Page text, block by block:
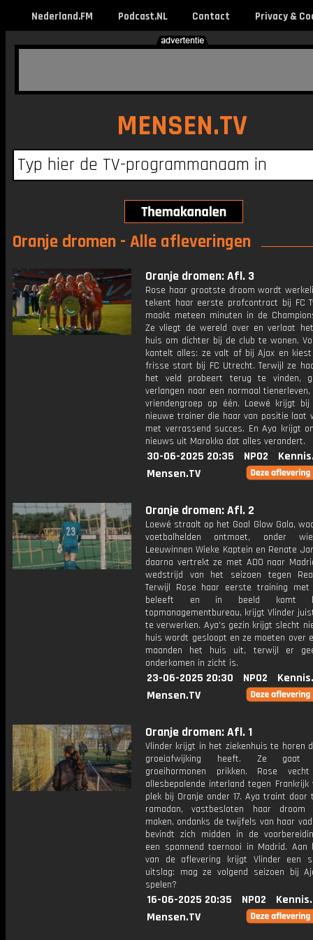
Nederland.FM Podcast.NL Contact Privacy &
MENSEN.TV
Oranje dromen - Alle afleveringen
Oranje dromen: Afl. 3
Rose haar grootste droom wordt
tekent haar eerste profcontract bij FC
maakt meteen minuten in de
Ze vliegt de wereld over en verlaat
huis om dichter bij de club te wonen.
kantelt alles: ze valt af bij Ajax en
frisse start bij FC Utrecht. Terwijl ze
het veld probeert terug te vinden,
verlangen naar een normaal
vriendengroep op één. Loewé krijgt bij
nieuwe trainer die haar van positie laat
met verrassend succes. En Aya krijgt
nieuws uit Marokko dat alles verandert.
30-06-2025 20:35 NPO2
Mensen.TV
Oranje dromen: Afl. 2
Loewé straalt op het Goal Glow Gala,
voetbalhelden ontmoet, onder
Leeuwinnen Wieke Kaptein en Renate
daarna vertrekt ze met ADO naar
wedstrijd van het seizoen tegen
Terwijl Rose haar eerste training met
beleeft en in beeld komt
topmanagementbureau, krijgt Vlinder
te verwerken. Aya's gezin krijgt slecht
huis wordt gesloopt en ze moeten over
maanden het huis uit, terwijl er
onderkomen in zicht is.
23-06-2025 20:30 NPO2
Mensen.TV
Oranje dromen: Afl. 1
Vlinder krijgt in het ziekenhuis te horen
groeiafwijking heeft. Ze gaat
groeihormonen prikken. Rose
allesbepalende interland tegen Frankrijk
plek bij Oranje onder 17. Aya traint door
ramadan, vastbesloten haar
maken, ondanks de twijfels van haar
bevindt zich midden in de
een spannend toernooi in Madrid. Aan
van de aflevering krijgt Vlinder een
uitslag: mag ze volgend seizoen bij
spelen?
16-06-2025 20:35 NPO2
Mensen.TV